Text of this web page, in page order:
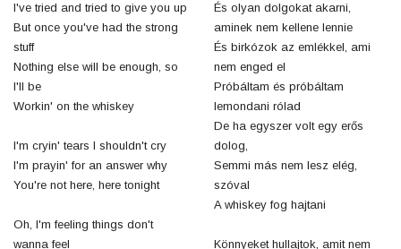
I've tried and tried to give you up
But once you've had the strong
stuff
Nothing else will be enough, so
I'll be
Workin' on the whiskey
I'm cryin' tears I shouldn't cry
I'm prayin' for an answer why
You're not here, here tonight
Oh, I'm feeling things don't
wanna feel
És olyan dolgokat akarni,
aminek nem kellene lennie
És birkózok az emlékkel, ami
nem enged el
Próbáltam és próbáltam
lemondani rólad
De ha egyszer volt egy erős
dolog,
Semmi más nem lesz elég,
szóval
A whiskey fog hajtani
Könnyeket hullajtok, amit nem